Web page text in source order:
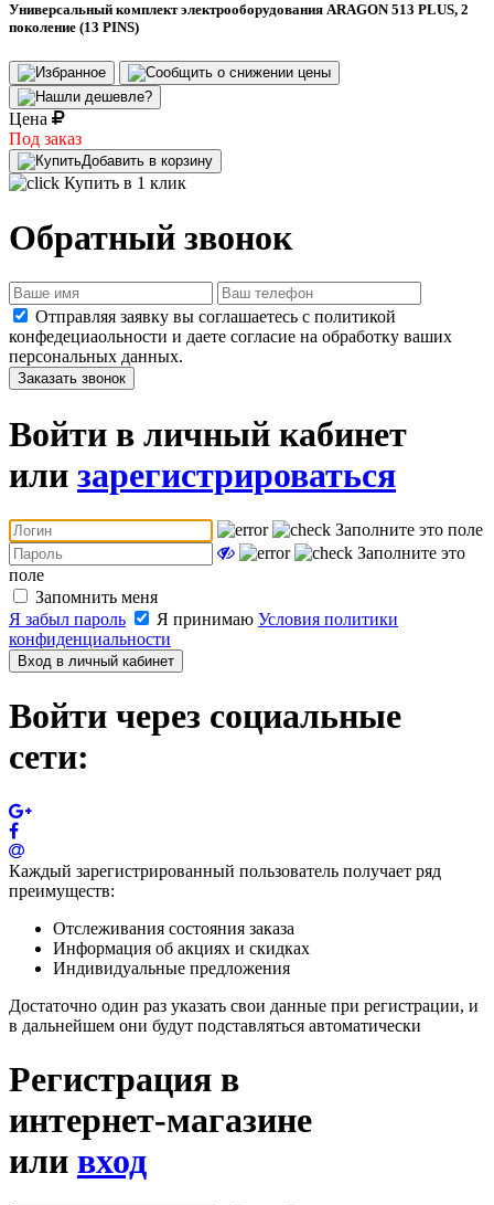
Универсальный комплект электрооборудования ARAGON 513 PLUS, 2
поколение (13 PINS)
Цена
Под заказ
Добавить в корзину
Купить в 1 клик
Обратный звонок
Отправляя заявку вы соглашаетесь с политикой
конфедециаольности и даете согласие на обработку ваших
персональных данных.
Заказать звонок
Войти в личный кабинет
или зарегистрироваться
Заполните это поле
Заполните это
поле
Запомнить меня
Я забыл пароль
Я принимаю Условия политики
конфиденциальности
Вход в личный кабинет
Войти через социальные
сети:
Каждый зарегистрированный пользователь получает ряд
преимуществ:
Отслеживания состояния заказа
Информация об акциях и скидках
Индивидуальные предложения
Достаточно один раз указать свои данные при регистрации, и
в дальнейшем они будут подставляться автоматически
Регистрация в
интернет-магазине
или вход